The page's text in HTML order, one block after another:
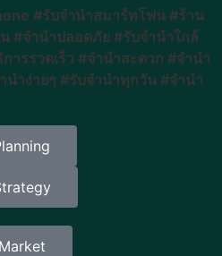
#รับจำนำสมาร์ทโฟน #ร้าน
#จำนำปลอดภัย #รับจำนำใกล้
รรวดเร็ว #จำนำสะดวก #จำนำ
นำง่ายๆ #รับจำนำทุกวัน #จำนำ
Market